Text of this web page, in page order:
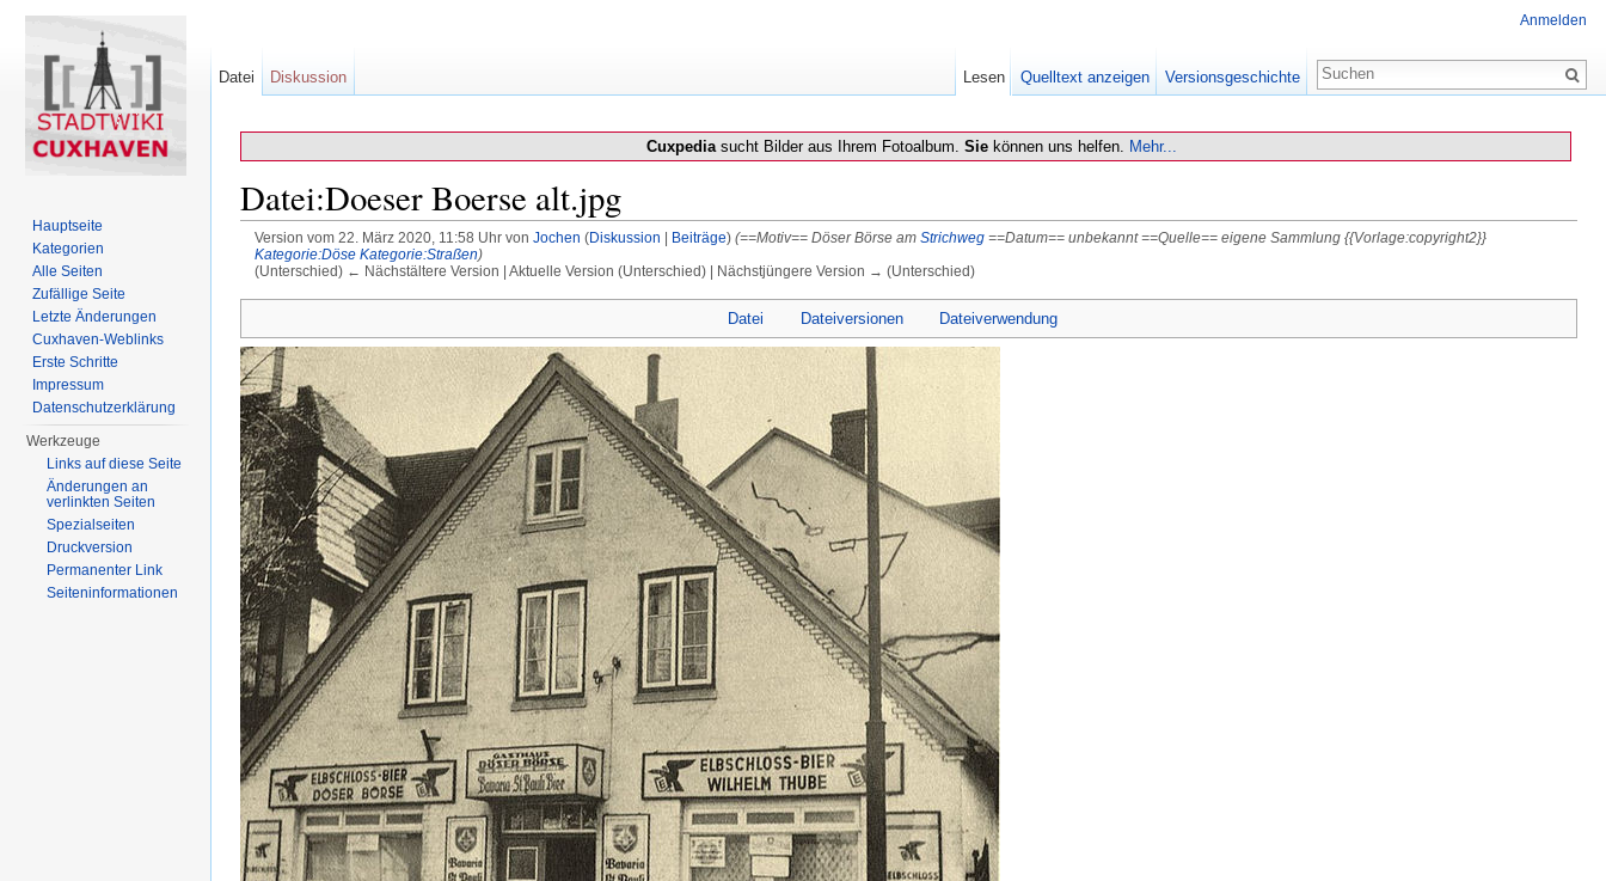
Cuxpediasucht Bilder aus Ihrem Fotoalbum. Sie können uns helfen. Mehr...
Datei:Doeser Boerse alt.jpg
Version vom 22. März 2020, 11:58 Uhr von Jochen (Diskussion | Beiträge) (==Motiv== Döser Börse am Strichweg==Datum== unbekannt ==Quelle== eigene Sammlung {{Vorlage:copyright2}}
Kategorie:Döse Kategorie:Straßen)
(Unterschied) ← Nächstältere Version | Aktuelle Version (Unterschied) | Nächstjüngere Version → (Unterschied)
Datei Dateiversionen Dateiverwendung
Anmelden
Datei Diskussion Lesen Quelltext anzeigen Versionsgeschichte
Hauptseite
Kategorien
Alle Seiten
Zufällige Seite
Letzte Änderungen
Cuxhaven-Weblinks
Erste Schritte
Impressum
Datenschutzerklärung
Werkzeuge
Links auf diese Seite
Änderungen an
verlinkten Seiten
Spezialseiten
Druckversion
Permanenter Link
Seiten­informationen